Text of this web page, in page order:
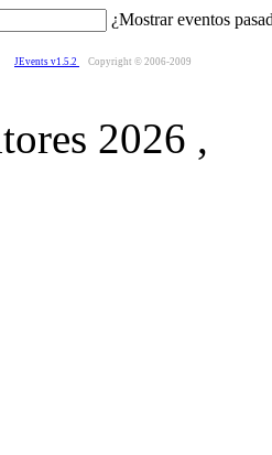
¿Mostrar eventos
JEvents v1.5.2 Copyright © 2006-2009
2026 ,